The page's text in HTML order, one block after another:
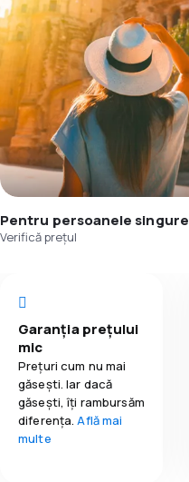
Pentru persoanele singure
Verifică prețul
Garanția prețului
mic
Prețuri cum nu mai
găsești. Iar dacă
găseşti, îți rambursăm
diferența.Află mai
multe